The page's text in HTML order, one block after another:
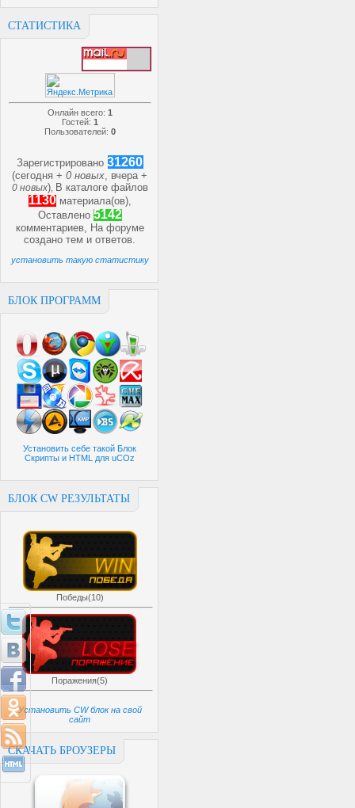
СТАТИСТИКА
Онлайн всего: 1
Гостей: 1
Пользователей: 0
Зарегистрировано 31260
(сегодня +0 новых, вчера +
0 новых) В каталоге файлов
1130 материала(ов),
Оставлено 5142
комментариев, На форуме
созданотем иответов.
установить такую статистику
БЛОК ПРОГРАММ
Установить себе такой Блок
Скрипты и HTML для uCOz
БЛОК CW РЕЗУЛЬТАТЫ
Победы(10)
Поражения(5)
Установить CW блок на свой
сайт
СКАЧАТЬ БРОУЗЕРЫ